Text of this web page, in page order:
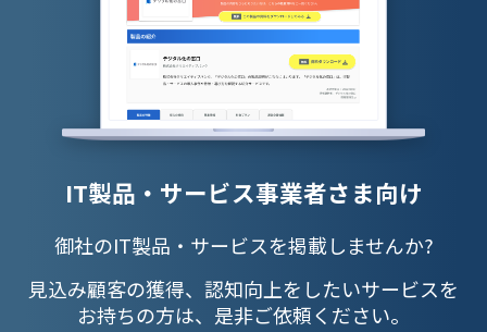
IT製品・サービス事業者さま向け
御社のIT製品・サービスを掲載しませんか?
見込み顧客の獲得、認知向上をしたいサービスを
お持ちの方は、是非ご依頼ください。